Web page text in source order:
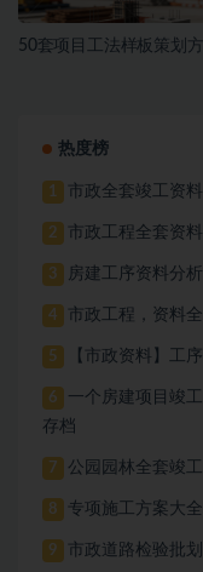
50套项目工法样板策划
热度榜
1 市政全套竣工资
2 市政工程全套资
3 房建工序资料分析
4 市政工程，资料
5 【市政资料】工
6
一个房建项目竣
存档
7 公园园林全套竣
8 专项施工方案大全
9 市政道路检验批